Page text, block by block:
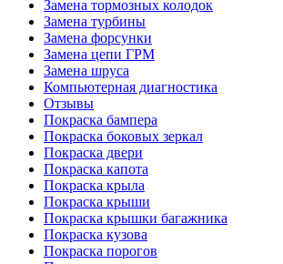
Замена тормозных колодок
Замена турбины
Замена форсунки
Замена цепи ГРМ
Замена шруса
Компьютерная диагностика
Отзывы
Покраска бампера
Покраска боковых зеркал
Покраска двери
Покраска капота
Покраска крыла
Покраска крыши
Покраска крышки багажника
Покраска кузова
Покраска порогов